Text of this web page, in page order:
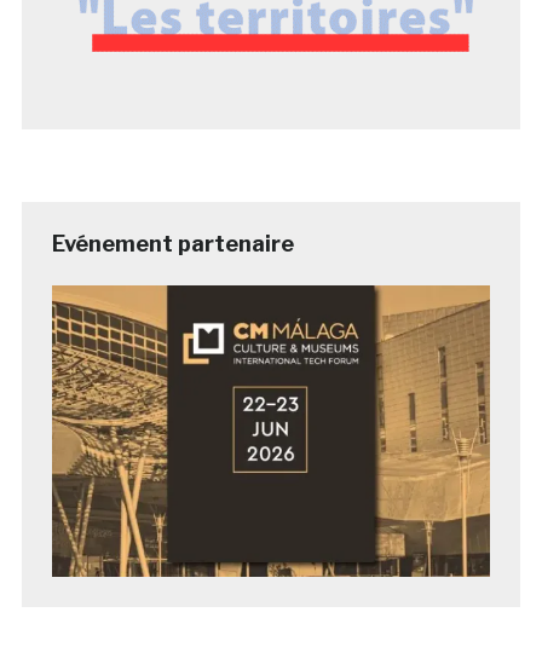
Evénement partenaire